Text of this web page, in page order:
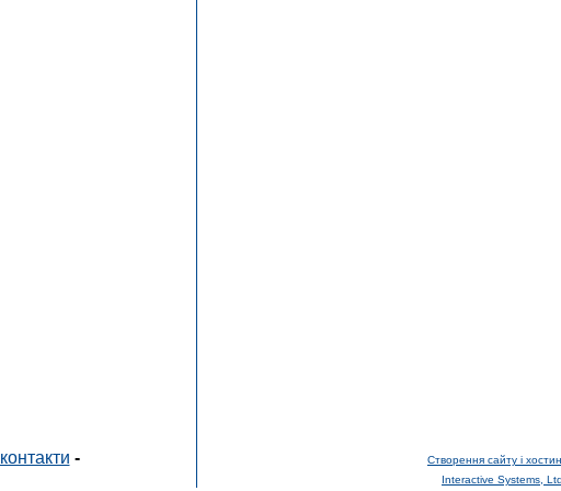
контакти -
Створення сайту і
Interactive Systems,